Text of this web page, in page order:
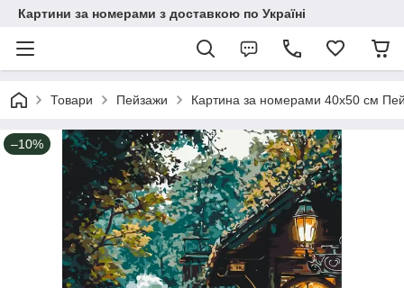
Картини за номерами з доставкою по Україні
Товари Пейзажи Картина за номерами 40х50 см
–10%